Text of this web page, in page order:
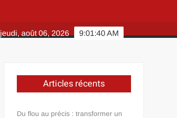
9:01:41 AM
jeudi, août 06, 2026
Articles récents
Du flou au précis : transformer un